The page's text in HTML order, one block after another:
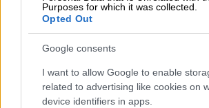
Purposes for which it was collected.
Opted Out
Google consents
I want to allow Google to enable
related to advertising like cookies on
device identifiers in apps.
oli ta Franten AS tegevjuht, mis
poolt Eesti edukad TOP 100
Isolta väärtused on aitamine,
vabadus, usaldus,
võrdsus ja austus. Isolta